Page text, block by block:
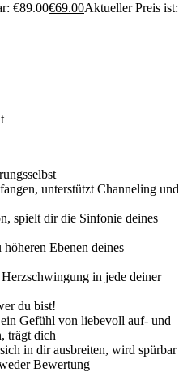
€89.00€69.00Aktueller Preis ist:
unterstützt Channeling und
spielt dir die Sinfonie deines
Ebenen deines
in jede deiner
du bist!
Gefühl von liebevoll auf- und
trägt dich
in dir ausbreiten, wird spürbar
Bewertung